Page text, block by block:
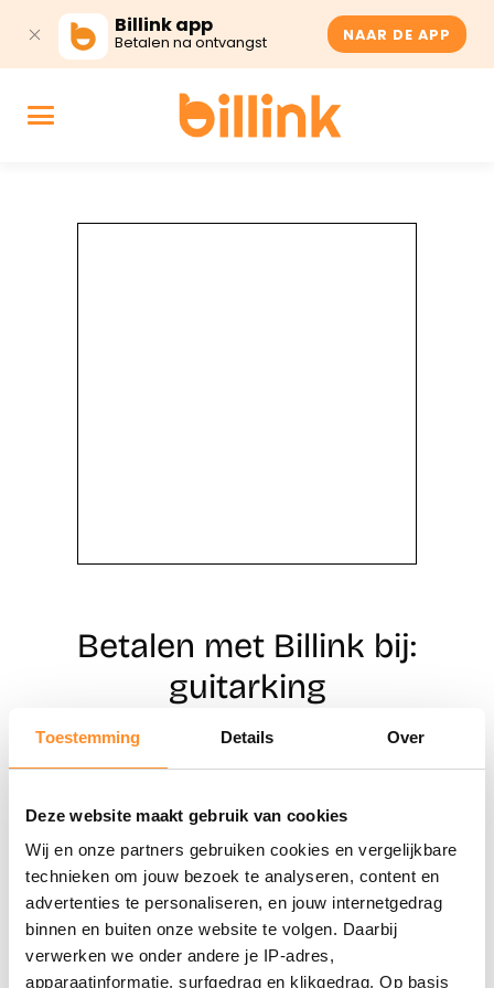
Toestemming Details Over
Deze website maakt gebruik van cookies
Wij en onze partners gebruiken cookies en vergelijkbare
technieken om jouw bezoek te analyseren, content en
advertenties te personaliseren, en jouw internetgedrag
binnen en buiten onze website te volgen. Daarbij
verwerken we onder andere je IP-adres,
apparaatinformatie, surfgedrag en klikgedrag. Op basis
Billink app
Betalen na ontvangst NAAR DE APP
Betalen met Billink bij:
guitarking
Naar winkels